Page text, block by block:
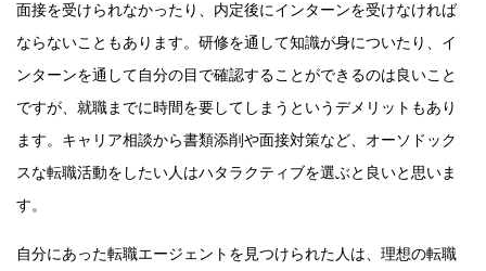
面接を受けられなかったり、内定後にインターンを受けなければ
ならないこともあります。研修を通して知識が身についたり、イ
ンターンを通して自分の目で確認することができるのは良いこと
ですが、就職までに時間を要してしまうというデメリットもあり
ます。キャリア相談から書類添削や面接対策など、オーソドック
スな転職活動をしたい人はハタラクティブを選ぶと良いと思いま
す。
自分にあった転職エージェントを見つけられた人は、理想の転職